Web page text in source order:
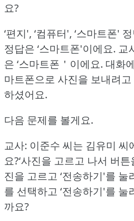
요?
‘편지', ‘컴퓨터', ‘스마트폰'
정답은 ‘스마트폰'이에요. 교
은 ‘스마트폰＇이에요. 대화
마트폰으로 사진을 보내려
하셨어요.
다음 문제를 볼게요.
교사: 이준수 씨는 김유미 씨
요?‘사진을 고르고 나서 버
진을 고르고 ‘전송하기'를 눌
를 선택하고 ‘전송하기'를 눌
까요?